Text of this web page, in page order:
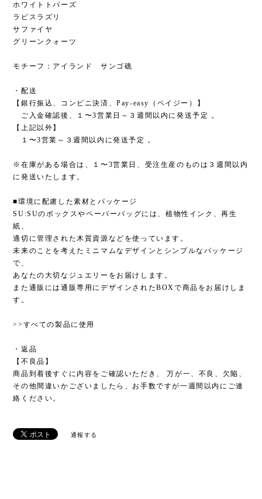
ホワイトトパーズ
ラピスラズリ
サファイヤ
グリーンクォーツ
モチーフ：アイランド サンゴ礁
・配送
【銀行振込、コンビニ決済、Pay-easy（ペイジー）】
ご入金確認後、１〜3営業日～３週間以内に発送予定 。
【上記以外】
１〜3営業～３週間以内に発送予定 。
※在庫がある場合は、１〜3営業日、受注生産のものは３週間以内
に発送いたします。
■環境に配慮した素材とパッケージ
SU:SUのボックスやペーパーバッグには、植物性インク、再生
紙、
適切に管理された木質資源などを使っています。
未来のことを考えたミニマムなデザインとシンプルなパッケージ
で、
あなたの大切なジュエリーをお届けします。
また通販には通販専用にデザインされたBOXで商品をお届けしま
す。
>>すべての製品に使用
・返品
【不良品】
商品到着後すぐに内容をご確認いただき、 万が一、不良、欠陥、
その他間違いかございましたら、お手数ですが一週間以内にご連
絡ください。
通報する